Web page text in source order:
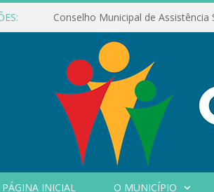
PÁGINA INICIAL O MUNICÍPIO